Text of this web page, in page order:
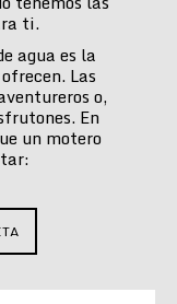
ti.
agua es la
Las
o,
En
un motero